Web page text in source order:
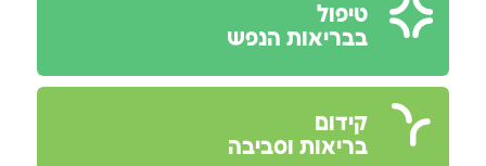
טיפול
בבריאות הנפש
קידום
בריאות וסביבה